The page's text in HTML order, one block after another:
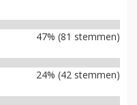
47% (81 stemmen)
24% (42 stemmen)